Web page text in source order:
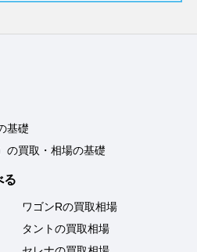
基礎
の買取・相場の基礎
る
ワゴンRの買取相場
タントの買取相場